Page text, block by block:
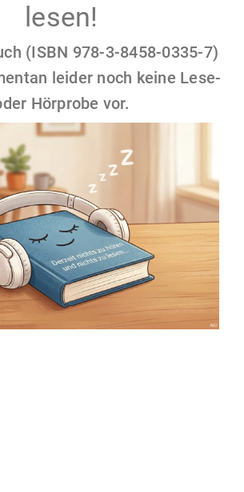
lesen!
(ISBN 978-3-8458-0335-7)
leider noch keine Lese-
Hörprobe vor.